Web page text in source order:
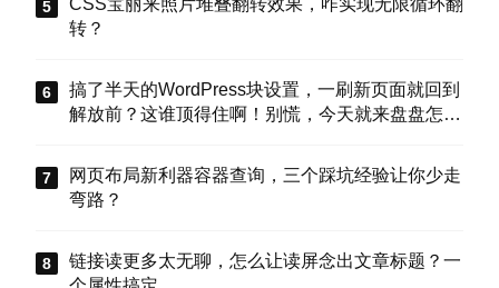
CSS宝丽来照片堆叠翻转效果，咋实现无限循环翻
转？
搞了半天的WordPress块设置，一刷新页面就回到
解放前？这谁顶得住啊！别慌，今天就来盘盘怎么
车”。
网页布局新利器容器查询，三个踩坑经验让你少走
弯路？
链接读更多太无聊，怎么让读屏念出文章标题？一